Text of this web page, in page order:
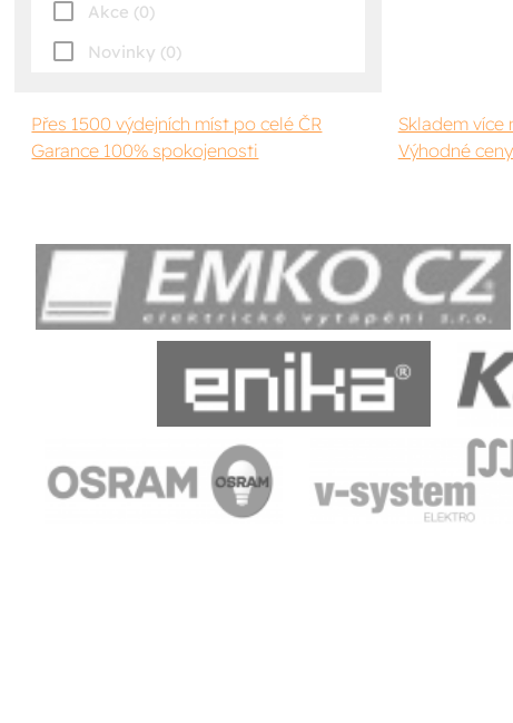
Akce (0)
Novinky (0)
Přes 1500 výdejních míst po celé ČR Skladem více
Garance 100% spokojenosti
Výhodné